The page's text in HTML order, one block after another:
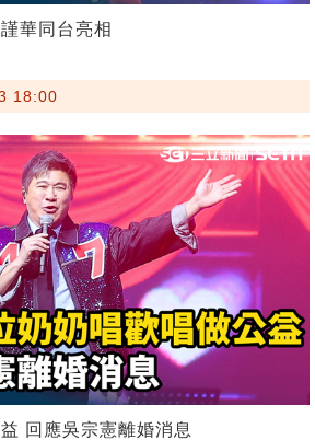
華同台亮相
18:00
回應吳宗憲離婚消息